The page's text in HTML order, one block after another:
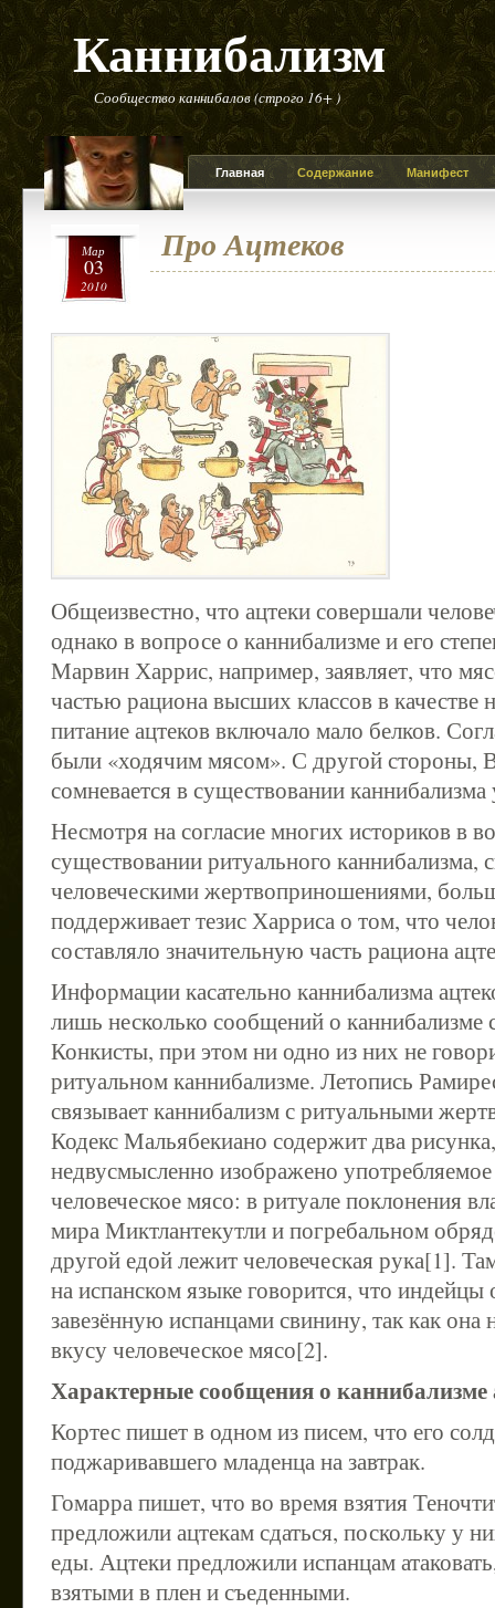
Каннибализм
Сообщество каннибалов (строго 16+ )
Главная Содержание Манифест
Мар
03
2010
Про Ацтеков
Общеизвестно, что ацтеки совершали
однако в вопросе о каннибализме и его
Марвин Харрис, например, заявляет, что
частью рациона высших классов в качестве
питание ацтеков включало мало белков.
были «ходячим мясом». С другой стороны,
сомневается в существовании
Несмотря на согласие многих историков в
существовании ритуального каннибализма,
человеческими жертвоприношениями,
поддерживает тезис Харриса о том, что
составляло значительную часть рациона
Информации касательно каннибализма
лишь несколько сообщений о каннибализме
Конкисты, при этом ни одно из них не
ритуальном каннибализме. Летопись
связывает каннибализм с ритуальными
Кодекс Мальябекиано содержит два
недвусмысленно изображено
человеческое мясо: в ритуале поклонения
мира Миктлантекутли и погребальном
другой едой лежит человеческая рука[1].
на испанском языке говорится, что
завезённую испанцами свинину, так как
вкусу человеческое мясо[2].
Характерные сообщения о каннибализме
Кортес пишет в одном из писем, что его
поджаривавшего младенца на завтрак.
Гомарра пишет, что во время взятия
предложили ацтекам сдаться, поскольку у
еды. Ацтеки предложили испанцам
взятыми в плен и съеденными.